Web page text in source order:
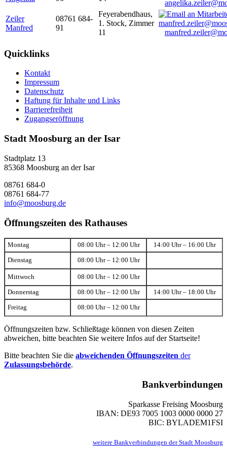
Zeiler
Manfred
08761 684-
91
Feyerabendhaus,
1. Stock, Zimmer
11
Quicklinks
Kontakt
Impressum
Datenschutz
Haftung für Inhalte und Links
Barrierefreiheit
Zugangseröffnung
Stadt Moosburg an der Isar
Stadtplatz 13
85368 Moosburg an der Isar
08761 684-0
08761 684-77
info@moosburg.de
Öffnungszeiten des Rathauses
Montag 08:00 Uhr – 12:00 Uhr 14:00 Uhr – 16:00 Uhr
Dienstag 08:00 Uhr – 12:00 Uhr
Mittwoch 08:00 Uhr – 12:00 Uhr
Donnerstag 08:00 Uhr – 12:00 Uhr 14:00 Uhr – 18:00 Uhr
Freitag 08:00 Uhr – 12:00 Uhr
Öffnungszeiten bzw. Schließtage können von diesen Zeiten
abweichen, bitte beachten Sie weitere Infos auf der Startseite!
Bitte beachten Sie die abweichenden Öffnungszeiten der
Zulassungsbehörde.
Bankverbindungen
Sparkasse Freising Moosburg
IBAN: DE93 7005 1003 0000 0000 27
BIC: BYLADEM1FSI
weitere Bankverbindungen der Stadt Moosburg